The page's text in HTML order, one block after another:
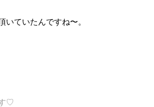
いていたんですね〜。
♡